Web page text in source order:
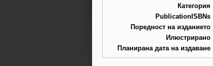
Категория
PublicationISBNs
Поредност на изданието
Илюстрирано
Планирана дата на издаване